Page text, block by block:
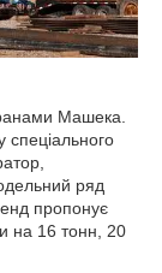
Машека.
спеціального
ряд
пропонує
на 16 тонн, 20